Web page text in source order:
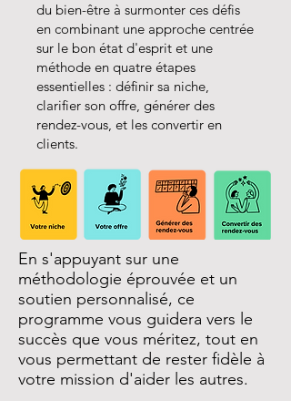
du bien-être à surmonter ces défis
en combinant une approche centrée
sur le bon état d'esprit et une
méthode en quatre étapes
essentielles : définir sa niche,
clarifier son offre, générer des
rendez-vous, et les convertir en
clients.
En s'appuyant sur une
méthodologie éprouvée et un
soutien personnalisé, ce
programme vous guidera vers le
succès que vous méritez, tout en
vous permettant de rester fidèle à
votre mission d'aider les autres.